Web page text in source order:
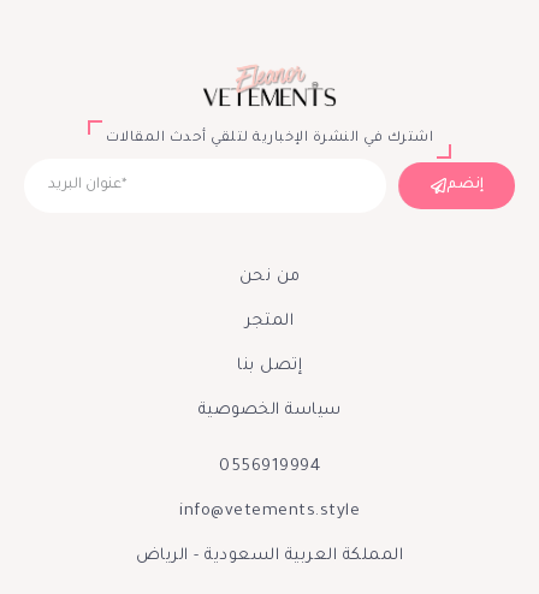
اشترك في النشرة الإخبارية لتلقي أحدث المقالات
إنضم
من نحن
المتجر
إتصل بنا
سياسة الخصوصية
0556919994
info@vetements.style
المملكة العربية السعودية - الرياض